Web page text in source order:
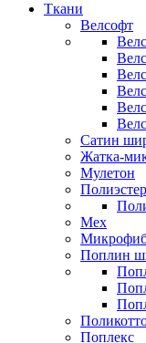
Ткани
Велсофт
Сатин
Жатка-
Мулетон
Полиэстер
Мех
Поплин
Поплекс